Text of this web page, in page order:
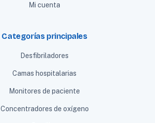
Mi cuenta
Categorías principales
Desfibriladores
Camas hospitalarias
Monitores de paciente
Concentradores de oxígeno